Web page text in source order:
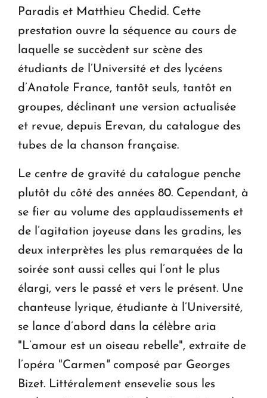
Paradis et Matthieu Chedid. Cette
prestation ouvre la séquence au cours de
laquelle se succèdent sur scène des
étudiants de l’Université et des lycéens
d’Anatole France, tantôt seuls, tantôt en
groupes, déclinant une version actualisée
et revue, depuis Erevan, du catalogue des
tubes de la chanson française.
Le centre de gravité du catalogue penche
plutôt du côté des années 80. Cependant, à
se fier au volume des applaudissements et
de l’agitation joyeuse dans les gradins, les
deux interprètes les plus remarquées de la
soirée sont aussi celles qui l’ont le plus
élargi, vers le passé et vers le présent. Une
chanteuse lyrique, étudiante à l’Université,
se lance d’abord dans la célèbre aria
"L’amour est un oiseau rebelle", extraite de
l’opéra "Carmen" composé par Georges
Bizet. Littéralement ensevelie sous les